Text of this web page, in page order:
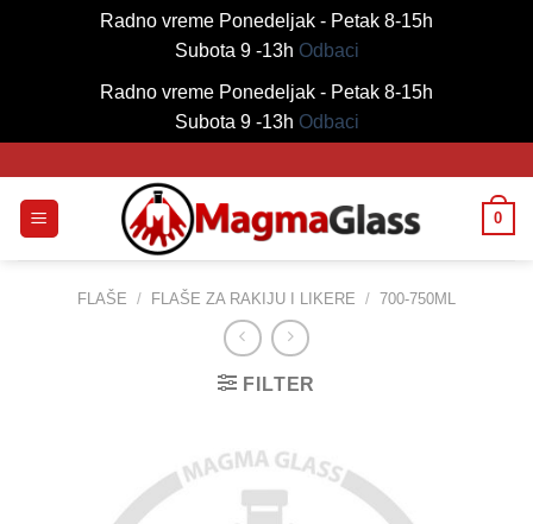
Radno vreme Ponedeljak - Petak 8-15h
Subota 9 -13h Odbaci
Radno vreme Ponedeljak - Petak 8-15h
Subota 9 -13h Odbaci
content
0
FLAŠE / FLAŠE ZA RAKIJU I LIKERE / 700-750ML
FILTER